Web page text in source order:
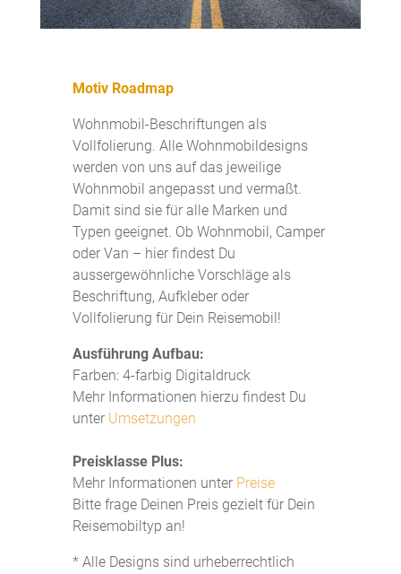
Motiv Roadmap
Wohnmobil-Beschriftungen als
Vollfolierung. Alle Wohnmobildesigns
werden von uns auf das jeweilige
Wohnmobil angepasst und vermaßt.
Damit sind sie für alle Marken und
Typen geeignet. Ob Wohnmobil, Camper
oder Van – hier findest Du
aussergewöhnliche Vorschläge als
Beschriftung, Aufkleber oder
Vollfolierung für Dein Reisemobil!
Ausführung Aufbau:
Farben: 4-farbig Digitaldruck
Mehr Informationen hierzu findest Du
unter Umsetzungen
Preisklasse Plus:
Mehr Informationen unter Preise
Bitte frage Deinen Preis gezielt für Dein
Reisemobiltyp an!
* Alle Designs sind urheberrechtlich